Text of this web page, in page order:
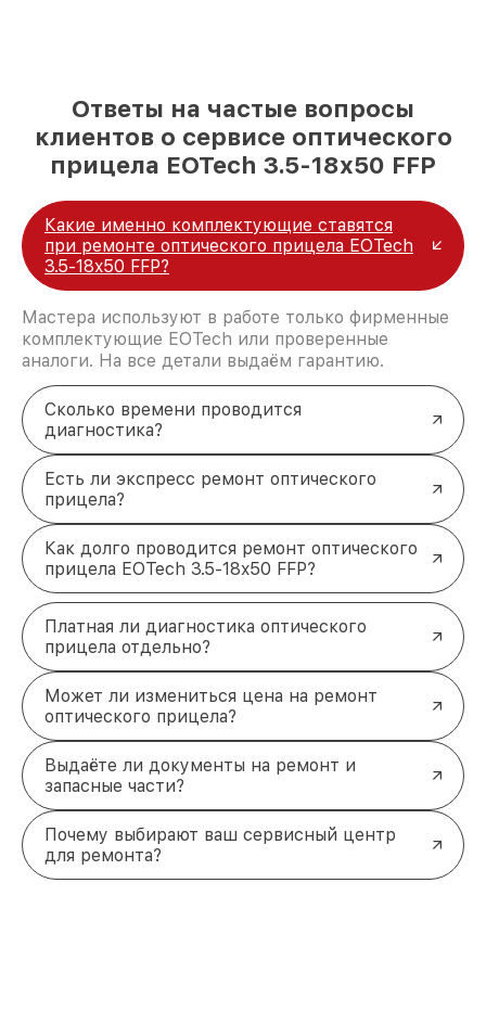
Ответы на частые вопросы
клиентов о сервисе оптического
прицела EOTech 3.5-18x50 FFP
Какие именно комплектующие ставятся
при ремонте оптического прицела EOTech
3.5-18x50 FFP?
Мастера используют в работе только фирменные
комплектующие EOTech или проверенные
аналоги. На все детали выдаём гарантию.
Сколько времени проводится
диагностика?
Есть ли экспресс ремонт оптического
прицела?
Как долго проводится ремонт оптического
прицела EOTech 3.5-18x50 FFP?
Платная ли диагностика оптического
прицела отдельно?
Может ли измениться цена на ремонт
оптического прицела?
Выдаёте ли документы на ремонт и
запасные части?
Почему выбирают ваш сервисный центр
для ремонта?